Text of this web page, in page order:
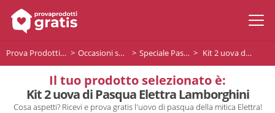
Prova Prodotti Gratis Occasioni speciali Speciale Pasqua Kit 2 uova di Pasqua Elettra Lamborghini
Il tuo prodotto selezionato è:
Kit 2 uova di Pasqua Elettra Lamborghini
Cosa aspetti? Ricevi e prova gratis l'uovo di pasqua della mitica Elettra!